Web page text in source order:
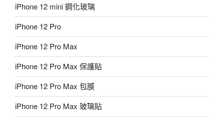
iPhone 12 mini 鋼化玻璃
iPhone 12 Pro
iPhone 12 Pro Max
iPhone 12 Pro Max 保護貼
iPhone 12 Pro Max 包膜
iPhone 12 Pro Max 玻璃貼